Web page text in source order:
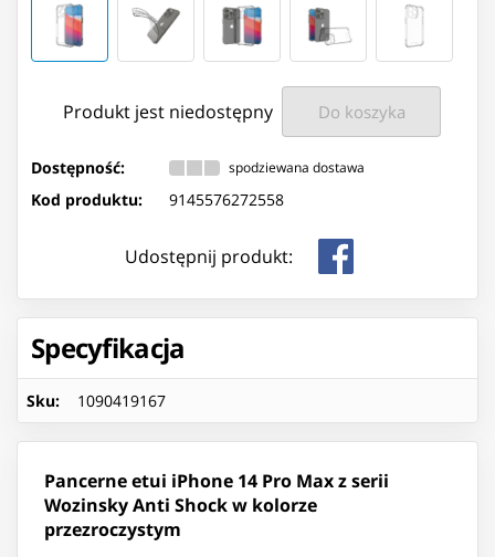
Produkt jest niedostępny Do koszyka
Dostępność: spodziewana dostawa
Kod produktu: 9145576272558
Udostępnij produkt:
Specyfikacja
Sku: 1090419167
Pancerne etui iPhone 14 Pro Max z serii
Wozinsky Anti Shock w kolorze
przezroczystym